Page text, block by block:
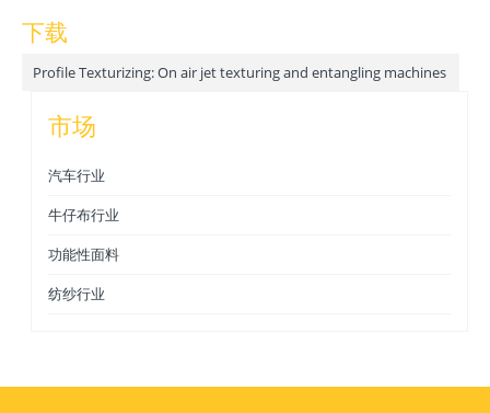
下载
Profile Texturizing: On air jet texturing and entangling machines
市场
汽车行业
牛仔布行业
功能性面料
纺纱行业